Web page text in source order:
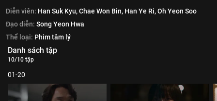
Diễn viên: Han Suk Kyu,Chae Won Bin, Han Ye Ri,Oh Yeon Soo
Đạo diễn: Song Yeon Hwa
Thể loại: Phim tâm lý
Danh sách tập
10/10 tập
01-20